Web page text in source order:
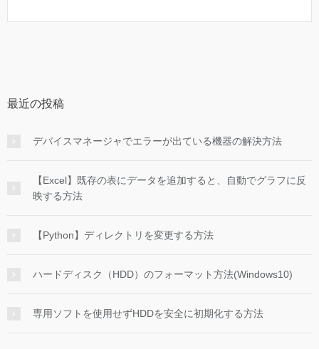
最近の投稿
デバイスマネージャでエラーが出ている機器の解決方法
【Excel】既存の表にデータを追加すると、自動でグラフに反
映する方法
【Python】ディレクトリを変更する方法
ハードディスク（HDD）のフォーマット方法(Windows10)
専用ソフトを使用せずHDDを安全に初期化する方法